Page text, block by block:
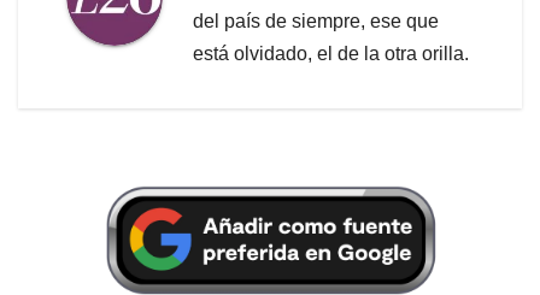
del país de siempre, ese que
está olvidado, el de la otra orilla.